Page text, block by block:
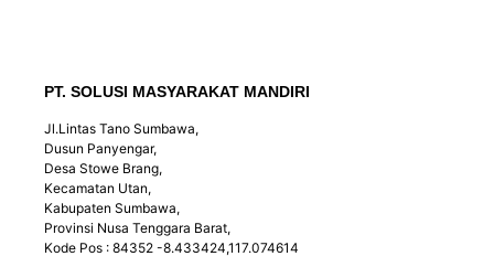
PT. SOLUSI MASYARAKAT MANDIRI
Jl.Lintas Tano Sumbawa,
Dusun Panyengar,
Desa Stowe Brang,
Kecamatan Utan,
Kabupaten Sumbawa,
Provinsi Nusa Tenggara Barat,
Kode Pos : 84352 -8.433424,117.074614